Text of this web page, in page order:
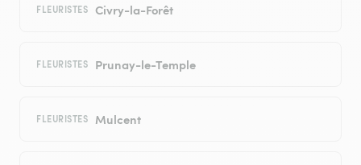
FLEURISTES Civry-la-Forêt
FLEURISTES Prunay-le-Temple
FLEURISTES Mulcent